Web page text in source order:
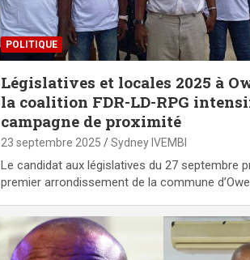
POLITIQUE
Législatives et locales 2025 à
la coalition FDR-LD-RPG
campagne de proximité
23 septembre 2025 Sydney IVEMBI
Le candidat aux législatives du 27 septembre
premier arrondissement de la commune